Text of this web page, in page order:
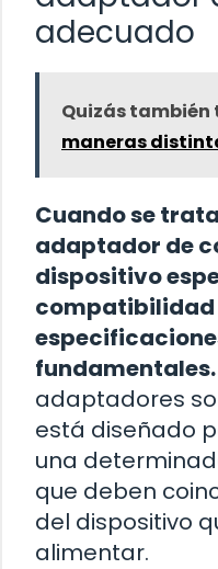
adecuado
Quizás también
maneras
Cuando se
adaptador de
dispositivo
compatibilidad
fundamentales.
adaptadores
está diseñado
una
que deben
del dispositivo
alimentar.